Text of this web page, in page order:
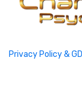
Privacy Policy &